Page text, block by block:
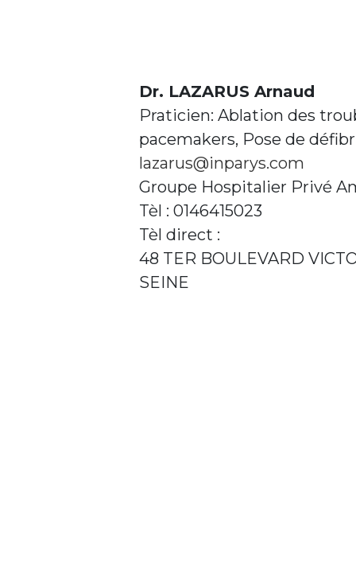
Dr. LAZARUS Arnaud
Praticien: Ablation des
pacemakers, Pose de
lazarus@inparys.com
Groupe Hospitalier Privé
Tèl : 0146415023
Tèl direct :
48 TER BOULEVARD
SEINE